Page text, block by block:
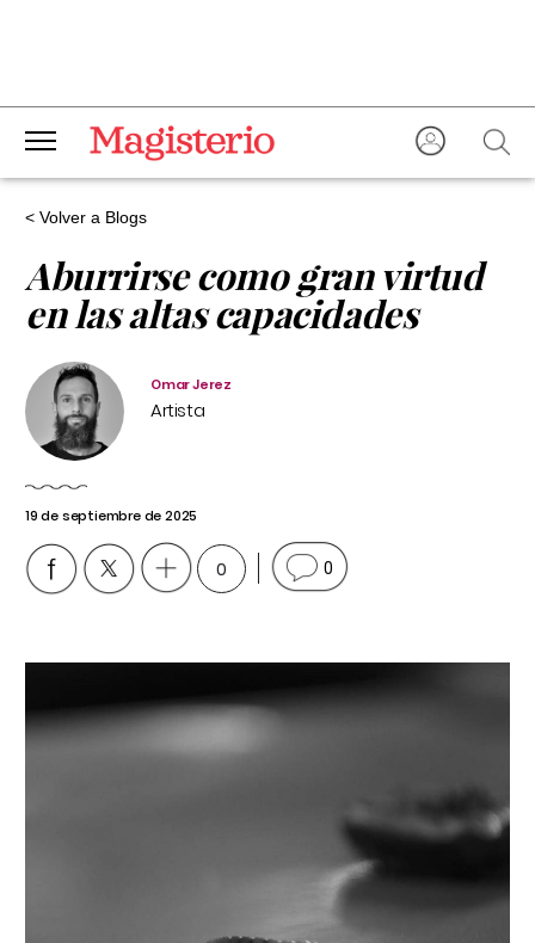
< Volver a Blogs
Aburrirse como gran virtud
en las altas capacidades
Omar Jerez
Artista
19 de septiembre de 2025
0 0